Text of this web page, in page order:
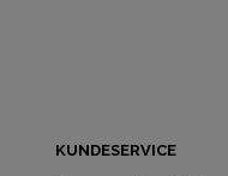
KUNDESERVICE